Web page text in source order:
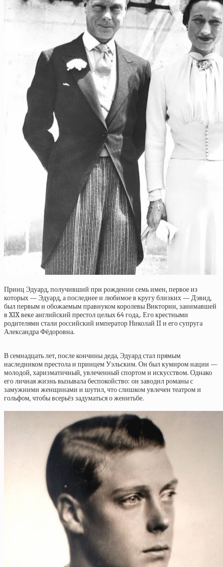
Принц Эдуард, получивший при рождении семь имен, первое из
которых — Эдуард, а последнее и любимое в кругу близких — Дэвид,
был первым и обожаемым правнуком королевы Виктории, занимавшей
в XIX веке английский престол целых 64 года,. Его крестными
родителями стали российский император Николай II и его супруга
Александра Фёдоровна.
В семнадцать лет, после кончины деда, Эдуард стал прямым
наследником престола и принцем Уэльским. Он был кумиром нации —
молодой, харизматичный, увлеченный спортом и искусством. Однако
его личная жизнь вызывала беспокойство: он заводил романы с
замужними женщинами и шутил, что слишком увлечен театром и
гольфом, чтобы всерьёз задуматься о женитьбе.